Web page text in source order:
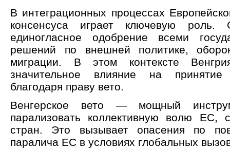
В интеграционных процессах
консенсуса играет ключевую роль.
единогласное одобрение всеми
решений по внешней политике,
миграции. В этом контексте
значительное влияние на
благодаря праву вето.
Венгерское вето — мощный
парализовать коллективную волю ЕС,
стран. Это вызывает опасения по
паралича ЕС в условиях глобальных